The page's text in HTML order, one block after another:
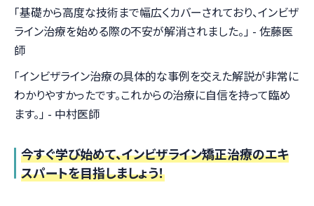
「基礎から高度な技術まで幅広くカバーされており、インビザ
ライン治療を始める際の不安が解消されました。」 - 佐藤医
師
「インビザライン治療の具体的な事例を交えた解説が非常に
わかりやすかったです。これからの治療に自信を持って臨め
ます。」 - 中村医師
今すぐ学び始めて、インビザライン矯正治療のエキ
スパートを目指しましょう！